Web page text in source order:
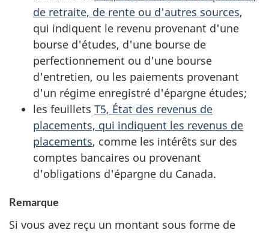
de retraite, de rente ou d'autres sources,
qui indiquent le revenu provenant d'une
bourse d'études, d'une bourse de
perfectionnement ou d'une bourse
d'entretien, ou les paiements provenant
d'un régime enregistré d'épargne études;
les feuillets T5, État des revenus de
placements, qui indiquent les revenus de
placements, comme les intérêts sur des
comptes bancaires ou provenant
d'obligations d'épargne du Canada.
Remarque
Si vous avez reçu un montant sous forme de